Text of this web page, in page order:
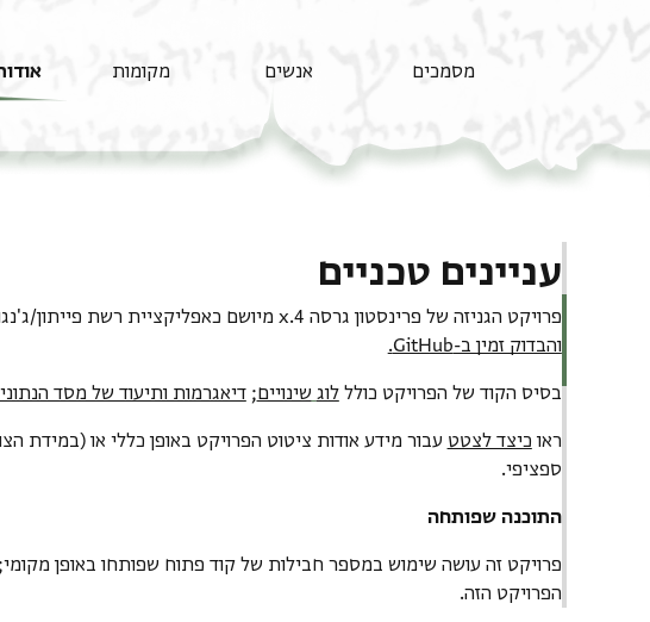
מסמכים אנשים מקומות
עניינים טכניים
פרויקט הגניזה של פרינסטון גרסה 4.x מיושם כאפליקציית רשת פייתון/ג'נגו (Python/Django);
והבדוק זמין ב-GitHub.
בסיס הקוד של הפרויקט כולללוג שינויים;דיאגרמות ותיעוד של מסד
ראו כיצד לצטט עבור מידע אודות ציטוט הפרויקט באופן כללי או (במידת
ספציפי.
התוכנה שפותחה
פרויקט זה עושה שימוש במספר חבילות של קוד פתוח שפותחו באופן
הפרויקט הזה.